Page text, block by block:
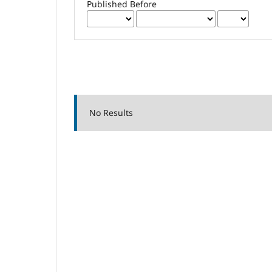
Published Before
No Results